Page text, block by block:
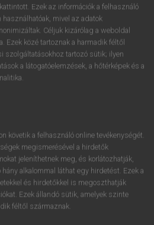
Ezek az információk a felhasználó
használhatóak, mivel az adatok
Céljuk kizárólag a weboldal
Ezek közé tartoznak a harmadik féltől
szolgáltatásokhoz tartozó sütik; ilyen
a látogatóelemzések, a hőtérképek és a
követik a felhasználó online tevékenységét.
megismerésével a hirdetők
jeleníthetnek meg, és korlátozhatják,
alkalommal láthat egy hirdetést. Ezek a
és hirdetőkkel is megoszthatják
Ezek állandó sütik, amelyek szinte
féltől származnak.